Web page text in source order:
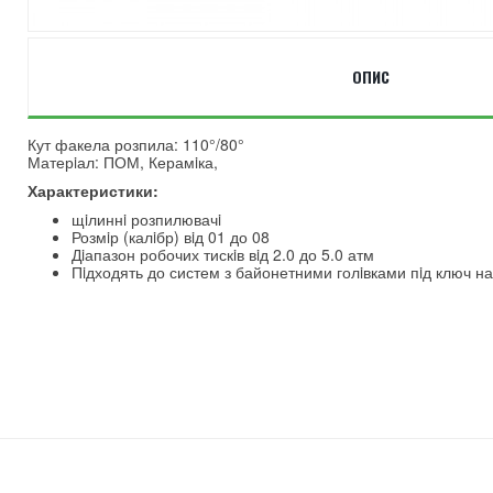
ОПИС
Кут факела розпила: 110°/80°
Матерiал: ПОМ, Керамiка,
Характеристики:
щiлиннi розпилювачi
Розмiр (калiбр) вiд 01 до 08
Дiапазон робочих тискiв вiд 2.0 до 5.0 атм
Пiдходять до систем з байонетними голiвками пiд ключ